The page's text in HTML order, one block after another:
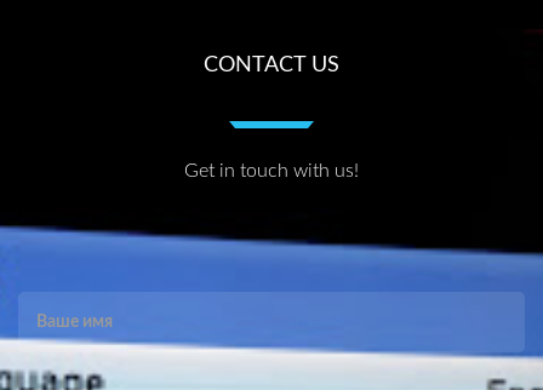
CONTACT US
Get in touch with us!